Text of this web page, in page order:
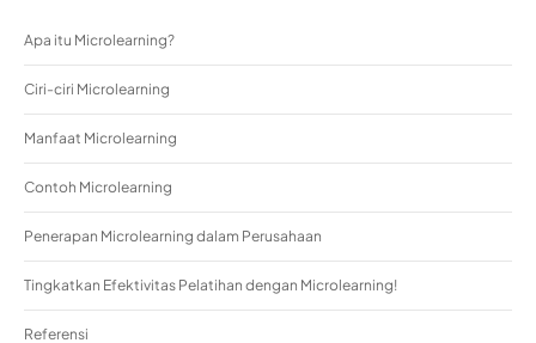
Apa itu Microlearning?
Ciri-ciri Microlearning
Manfaat Microlearning
Contoh Microlearning
Penerapan Microlearning dalam Perusahaan
Tingkatkan Efektivitas Pelatihan dengan Microlearning!
Referensi